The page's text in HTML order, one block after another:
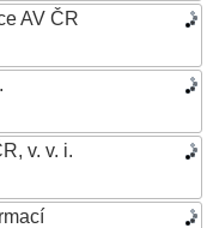
AV ČR
v. v. i.